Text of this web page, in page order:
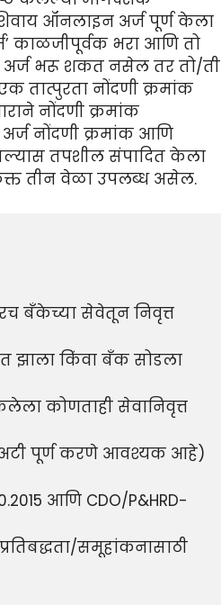
ऑनलाइन अर्ज पूर्ण केला
काळजीपूर्वक भरा आणि तो
अर्ज भरू शकत नसेल तर तो/ती
तात्पुरता नोंदणी क्रमांक
नोंदणी क्रमांक
नोंदणी क्रमांक आणि
तपशील संपादित केला
तीन वेळा उपलब्ध असेल.
बँकेच्या सेवेतून निवृत्त
झाला किंवा बँक सोडला
केलेला कोणताही सेवानिवृत्त
अटी पूर्ण करणे आवश्यक आहे)
आणि CDO/P&HRD-
समूहांकनासाठी